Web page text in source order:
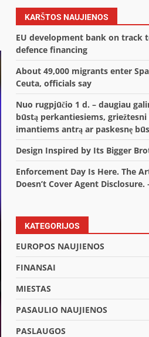
KARŠTOS NAUJIENOS
EU development bank on track
defence financing
About 49,000 migrants enter
Ceuta, officials say
Nuo rugpjūčio 1 d. – daugiau
būstą perkantiesiems,
imantiems antrą ar paskesnę
Design Inspired by Its Bigger
Enforcement Day Is Here. The
Doesn’t Cover Agent Disclosure.
KATEGORIJOS
EUROPOS NAUJIENOS
FINANSAI
MIESTAS
PASAULIO NAUJIENOS
PASLAUGOS